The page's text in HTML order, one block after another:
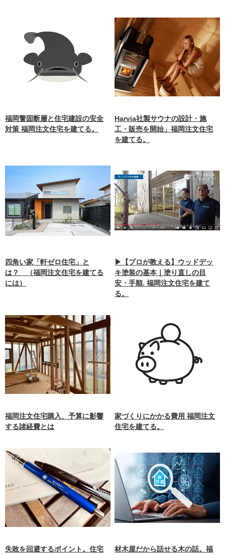
福岡警固断層と住宅建設の安全
対策 福岡注文住宅を建てる。
Harvia社製サウナの設計・施
工・販売を開始」福岡注文住宅
を建てる。
四角い家「軒ゼロ住宅」と
は？ （福岡注文住宅を建てる
には）
▶【プロが教える】ウッドデッ
キ塗装の基本｜塗り直しの目
安・手順. 福岡注文住宅を建て
る。
福岡注文住宅購入、予算に影響
する諸経費とは
家づくりにかかる費用 福岡注文
住宅を建てる。
失敗を回避するポイント。住宅
材木屋だから話せる木の話。福